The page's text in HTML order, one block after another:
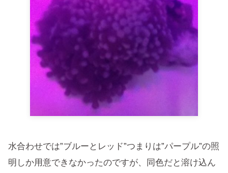
水合わせでは”ブルーとレッド”つまりは”パープル”の照
明しか用意できなかったのですが、同色だと溶け込ん